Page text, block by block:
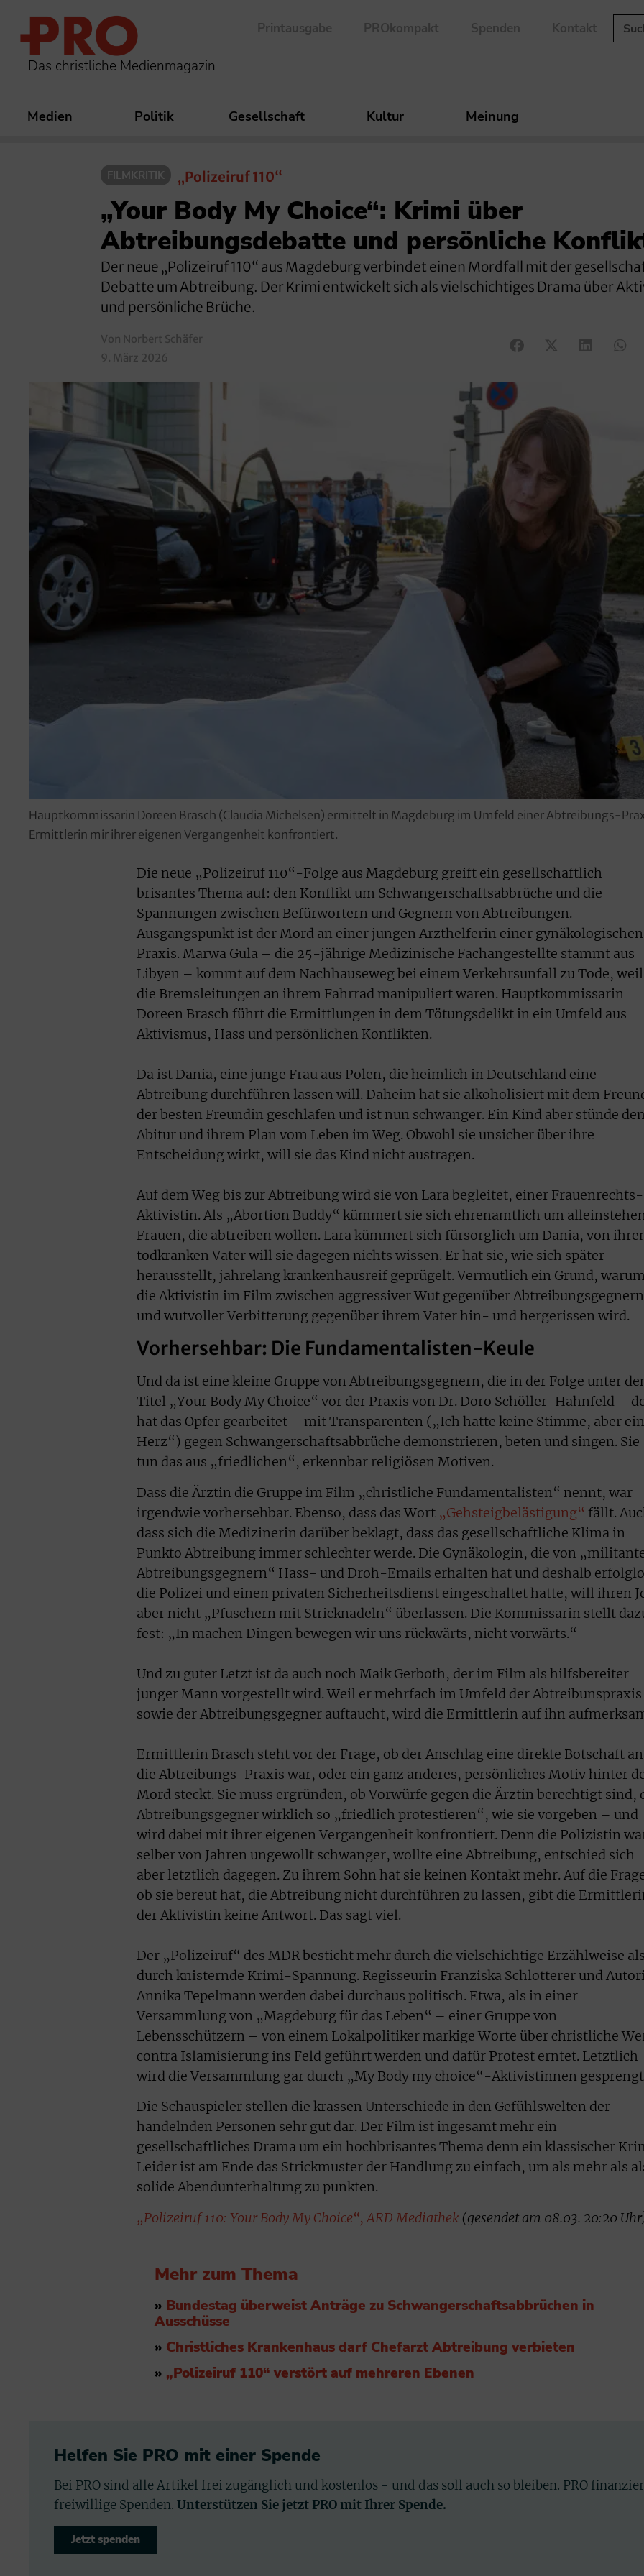
Das christliche Medienmagazin
Printausgabe PROkompakt Spenden Kontakt
Medien Politik Gesellschaft Kultur Meinung
FILMKRITIK „Polizeiruf 110“
„Your Body My Choice“: Krimi über
Abtreibungsdebatte und persönliche
Der neue „Polizeiruf 110“ aus Magdeburg verbindet einen Mordfall mit der
Debatte um Abtreibung. Der Krimi entwickelt sich als vielschichtiges Drama über
und persönliche Brüche.
Von Norbert Schäfer
9. März 2026
Hauptkommissarin Doreen Brasch (Claudia Michelsen) ermittelt in Magdeburg im Umfeld einer Abtreibungs-
Ermittlerin mir ihrer eigenen Vergangenheit konfrontiert.
Die neue „Polizeiruf 110“-Folge aus Magdeburg greift ein gesellschaftlich
brisantes Thema auf: den Konflikt um Schwangerschaftsabbrüche und die
Spannungen zwischen Befürwortern und Gegnern von Abtreibungen.
Ausgangspunkt ist der Mord an einer jungen Arzthelferin einer gynäkologischen
Praxis. Marwa Gula – die 25-jährige Medizinische Fachangestellte stammt aus
Libyen – kommt auf dem Nachhauseweg bei einem Verkehrsunfall zu Tode, weil
die Bremsleitungen an ihrem Fahrrad manipuliert waren. Hauptkommissarin
Doreen Brasch führt die Ermittlungen in dem Tötungsdelikt in ein Umfeld aus
Aktivismus, Hass und persönlichen Konflikten.
Da ist Dania, eine junge Frau aus Polen, die heimlich in Deutschland eine
Abtreibung durchführen lassen will. Daheim hat sie alkoholisiert mit dem
der besten Freundin geschlafen und ist nun schwanger. Ein Kind aber stünde
Abitur und ihrem Plan vom Leben im Weg. Obwohl sie unsicher über ihre
Entscheidung wirkt, will sie das Kind nicht austragen.
Auf dem Weg bis zur Abtreibung wird sie von Lara begleitet, einer Frauenrechts-
Aktivistin. Als „Abortion Buddy“ kümmert sie sich ehrenamtlich um
Frauen, die abtreiben wollen. Lara kümmert sich fürsorglich um Dania, von
todkranken Vater will sie dagegen nichts wissen. Er hat sie, wie sich später
herausstellt, jahrelang krankenhausreif geprügelt. Vermutlich ein Grund, warum
die Aktivistin im Film zwischen aggressiver Wut gegenüber Abtreibungsgegnern
und wutvoller Verbitterung gegenüber ihrem Vater hin- und hergerissen wird.
Vorhersehbar: Die Fundamentalisten-Keule
Und da ist eine kleine Gruppe von Abtreibungsgegnern, die in der Folge unter
Titel „Your Body My Choice“ vor der Praxis von Dr. Doro Schöller-Hahnfeld –
hat das Opfer gearbeitet – mit Transparenten („Ich hatte keine Stimme, aber ein
Herz“) gegen Schwangerschaftsabbrüche demonstrieren, beten und singen. Sie
tun das aus „friedlichen“, erkennbar religiösen Motiven.
Dass die Ärztin die Gruppe im Film „christliche Fundamentalisten“ nennt, war
irgendwie vorhersehbar. Ebenso, dass das Wort „Gehsteigbelästigung“ fällt.
dass sich die Medizinerin darüber beklagt, dass das gesellschaftliche Klima in
Punkto Abtreibung immer schlechter werde. Die Gynäkologin, die von
Abtreibungsgegnern“ Hass- und Droh-Emails erhalten hat und deshalb
die Polizei und einen privaten Sicherheitsdienst eingeschaltet hatte, will ihren
aber nicht „Pfuschern mit Stricknadeln“ überlassen. Die Kommissarin stellt
fest: „In machen Dingen bewegen wir uns rückwärts, nicht vorwärts.“
Und zu guter Letzt ist da auch noch Maik Gerboth, der im Film als hilfsbereiter
junger Mann vorgestellt wird. Weil er mehrfach im Umfeld der Abtreibunspraxis
sowie der Abtreibungsgegner auftaucht, wird die Ermittlerin auf ihn
Ermittlerin Brasch steht vor der Frage, ob der Anschlag eine direkte Botschaft an
die Abtreibungs-Praxis war, oder ein ganz anderes, persönliches Motiv hinter
Mord steckt. Sie muss ergründen, ob Vorwürfe gegen die Ärztin berechtigt sind,
Abtreibungsgegner wirklich so „friedlich protestieren“, wie sie vorgeben – und
wird dabei mit ihrer eigenen Vergangenheit konfrontiert. Denn die Polizistin
selber von Jahren ungewollt schwanger, wollte eine Abtreibung, entschied sich
aber letztlich dagegen. Zu ihrem Sohn hat sie keinen Kontakt mehr. Auf die
ob sie bereut hat, die Abtreibung nicht durchführen zu lassen, gibt die
der Aktivistin keine Antwort. Das sagt viel.
Der „Polizeiruf“ des MDR besticht mehr durch die vielschichtige Erzählweise als
durch knisternde Krimi-Spannung. Regisseurin Franziska Schlotterer und
Annika Tepelmann werden dabei durchaus politisch. Etwa, als in einer
Versammlung von „Magdeburg für das Leben“ – einer Gruppe von
Lebensschützern – von einem Lokalpolitiker markige Worte über christliche
contra Islamisierung ins Feld geführt werden und dafür Protest erntet. Letztlich
wird die Versammlung gar durch „My Body my choice“-Aktivistinnen
Die Schauspieler stellen die krassen Unterschiede in den Gefühlswelten der
handelnden Personen sehr gut dar. Der Film ist ingesamt mehr ein
gesellschaftliches Drama um ein hochbrisantes Thema denn ein klassischer
Leider ist am Ende das Strickmuster der Handlung zu einfach, um als mehr als
solide Abendunterhaltung zu punkten.
„Polizeiruf 110: Your Body My Choice“, ARD Mediathek (gesendet am 08.03. 20:20
Mehr zum Thema
» Bundestag überweist Anträge zu Schwangerschaftsabbrüchen in
Ausschüsse
» Christliches Krankenhaus darf Chefarzt Abtreibung verbieten
» „Polizeiruf 110“ verstört auf mehreren Ebenen
Helfen Sie PRO mit einer Spende
Bei PRO sind alle Artikel frei zugänglich und kostenlos - und das soll auch so bleiben. PRO
freiwillige Spenden. Unterstützen Sie jetzt PRO mit Ihrer Spende.
Jetzt spenden